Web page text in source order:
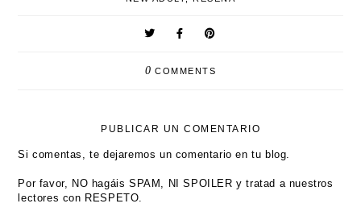
0 COMMENTS
PUBLICAR UN COMENTARIO
Si comentas, te dejaremos un comentario en tu blog.
Por favor, NO hagáis SPAM, NI SPOILER y tratad a nuestros
lectores con RESPETO.